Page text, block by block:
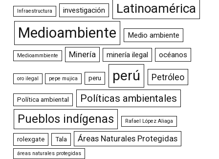
Infraestructura investigación Latinoamérica
Medioambiente Medio ambiente
Medioammbiente Minería minería ilegal océanos
oro ilegal pepe mujica peru perú Petróleo
Política ambiental Políticas ambientales
Pueblos indígenas Rafael López Aliaga
rolexgate Tala Áreas Naturales Protegidas
áreas naturales protegidas